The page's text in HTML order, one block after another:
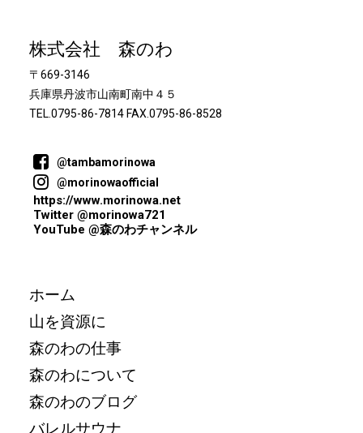
株式会社 森のわ
〒669-3146
兵庫県丹波市山南町南中４５
TEL.0795-86-7814 FAX.0795-86-8528
@tambamorinowa
@morinowaofficial
https://www.morinowa.net
Twitter @morinowa721
YouTube @森のわチャンネル
ホーム
山を資源に
森のわの仕事
森のわについて
森のわのブログ
バレルサウナ